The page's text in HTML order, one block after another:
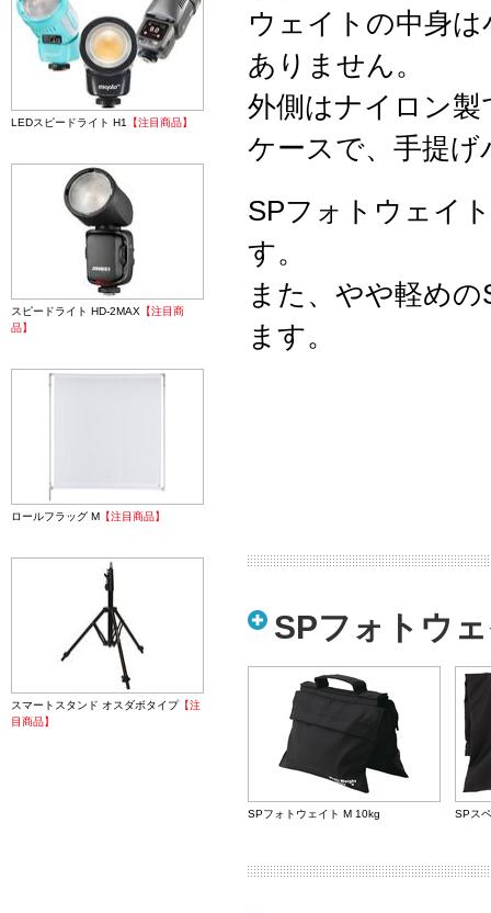
ウェイトの中身
ありません。
外側はナイロン
ケースで、手提
SPフォトウェイ
す。
また、やや軽め
ます。
SPフォトウ
SPフォトウェイト M 10kg SPス
LEDスピードライト H1 【注目商品】
スピードライト HD-2MAX 【注目商
品】
ロールフラッグ M 【注目商品】
スマートスタンド オスダボタイプ【注
目商品】